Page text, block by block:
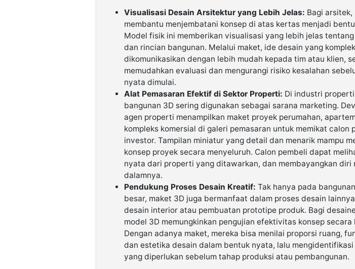
Visualisasi Desain Arsitektur yang Lebih Jelas: Bagi arsitek,
membantu menjembatani konsep di atas kertas menjadi
Model fisik ini memberikan visualisasi yang lebih jelas
dan rincian bangunan. Melalui maket, ide desain yang
dikomunikasikan dengan lebih mudah kepada tim atau klien,
memudahkan evaluasi dan mengurangi risiko kesalahan
nyata dimulai.
Alat Pemasaran Efektif di Sektor Properti: Di industri
bangunan 3D sering digunakan sebagai sarana marketing.
agen properti menampilkan maket proyek perumahan,
kompleks komersial di galeri pemasaran untuk memikat calon
investor. Tampilan miniatur yang detail dan menarik mampu
konsep proyek secara menyeluruh. Calon pembeli dapat
nyata dari properti yang ditawarkan, dan membayangkan diri
dalamnya.
Pendukung Proses Desain Kreatif: Tak hanya pada
besar, maket 3D juga bermanfaat dalam proses desain
desain interior atau pembuatan prototipe produk. Bagi
model 3D memungkinkan pengujian efektivitas konsep secara
Dengan adanya maket, mereka bisa menilai proporsi ruang,
dan estetika desain dalam bentuk nyata, lalu
yang diperlukan sebelum tahap produksi atau pembangunan.